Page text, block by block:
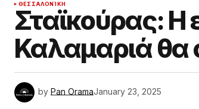
ΘΕΣΣΑΛΟΝΊΚΗ
Σταϊκούρας: Η
Καλαμαριά θα
by Pan OramaJanuary 23, 2025